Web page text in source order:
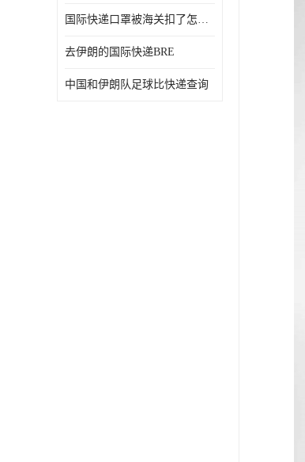
国际快递口罩被海关扣了怎么办
去伊朗的国际快递BRE
中国和伊朗队足球比快递查询